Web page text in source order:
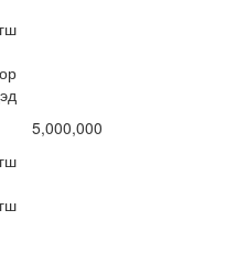
5,000,000